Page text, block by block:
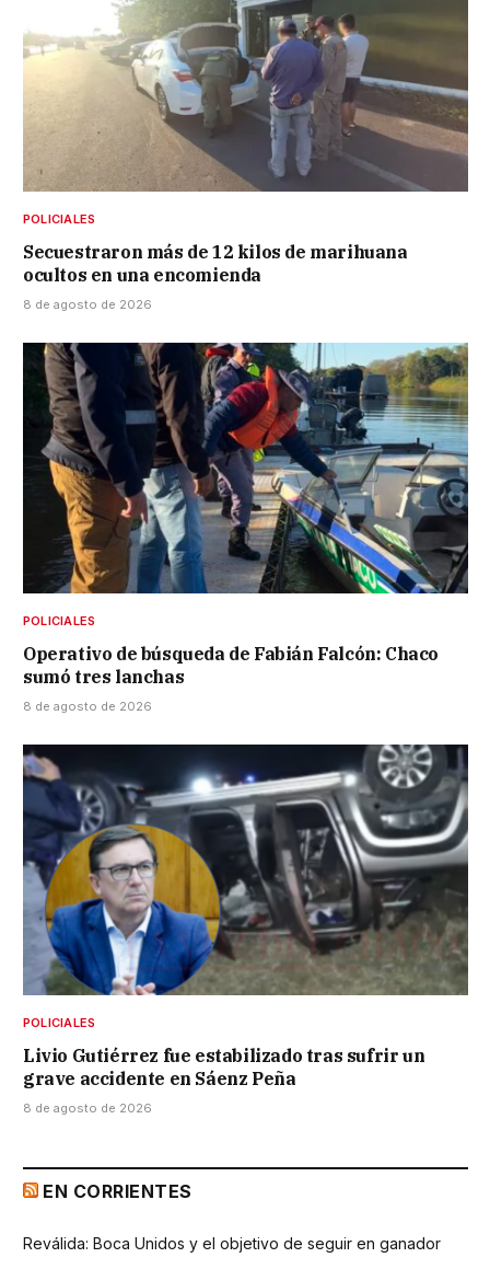
POLICIALES
Secuestraron más de 12 kilos de marihuana
ocultos en una encomienda
8 de agosto de 2026
POLICIALES
Operativo de búsqueda de Fabián Falcón: Chaco
sumó tres lanchas
8 de agosto de 2026
POLICIALES
Livio Gutiérrez fue estabilizado tras sufrir un
grave accidente en Sáenz Peña
8 de agosto de 2026
EN CORRIENTES
Reválida: Boca Unidos y el objetivo de seguir en ganador